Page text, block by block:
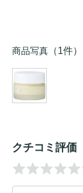
商品写真 （1件）
クチコミ評価